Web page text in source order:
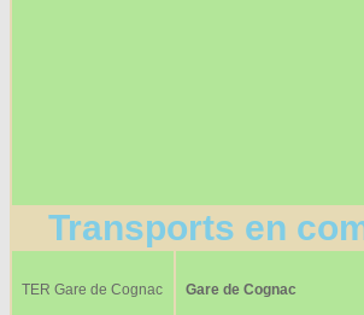
Transports en
TER Gare de Cognac Gare de Cognac